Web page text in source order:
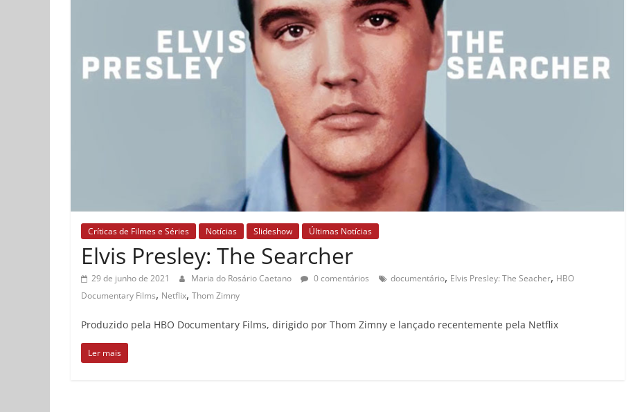
Críticas de Filmes e Séries Notícias Slideshow Últimas Notícias
Elvis Presley: The Searcher
29 de junho de 2021 Maria do Rosário Caetano 0 comentários documentário, Elvis Presley: The Seacher, HBO
Documentary Films, Netflix, Thom Zimny
Produzido pela HBO Documentary Films, dirigido por Thom Zimny e lançado recentemente pela Netflix
Ler mais